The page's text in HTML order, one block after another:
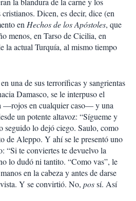
Dicen, es decir, dice (en
en Hechos de los Apóstoles, que
menos, en Tarso de Cicilia, en
la actual Turquía, al mismo tiempo
una de sus terroríficas y sangrientas
Damasco, se le interpuso el
—rojos en cualquier caso— y una
un potente altavoz: “Sígueme y
seguido lo dejó ciego. Saulo, como
de Aleppo. Y ahí se le presentó uno
“Si te conviertes te devuelvo la
lo dudó ni tantito. “Como vas”, le
en la cabeza y antes de darse
Y se convirtió. No, possí. Así